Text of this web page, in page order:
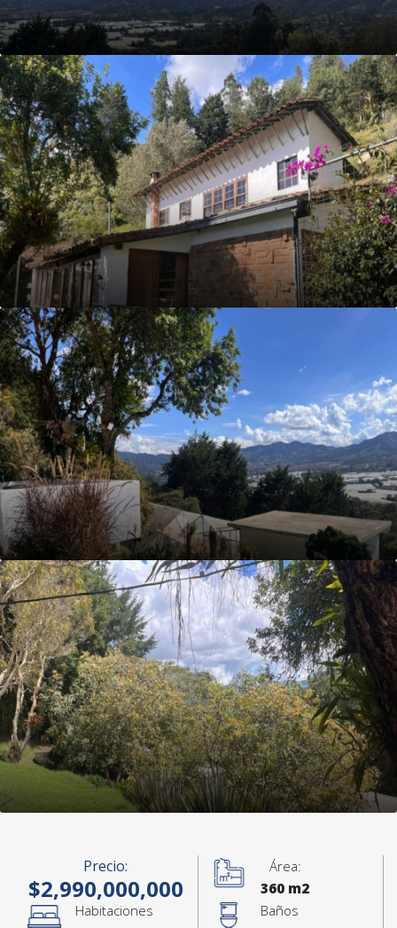
Precio:
$2,990,000,000
Área:
360 m2
Habitaciones
Baños